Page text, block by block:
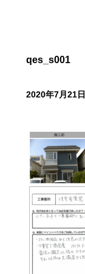
qes_s001
2020年7月21日